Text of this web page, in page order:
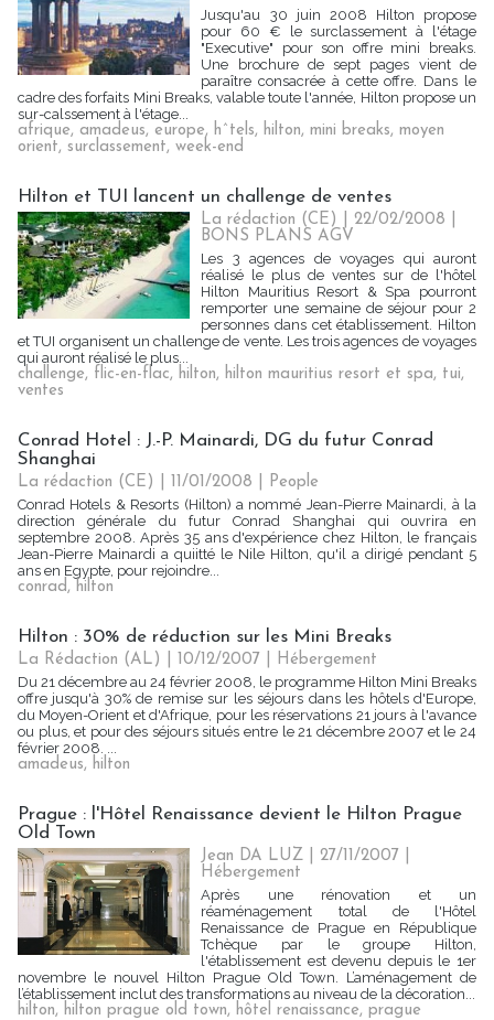
Jusqu'au 30 juin 2008 Hilton propose
pour 60 € le surclassement à l'étage
"Executive" pour son offre mini breaks.
Une brochure de sept pages vient de
paraître consacrée à cette offre. Dans le
cadre des forfaits Mini Breaks, valable toute l'année, Hilton propose un
sur-calssement à l'étage...
afrique, amadeus, europe, h^tels, hilton, mini breaks, moyen
orient, surclassement, week-end
Hilton et TUI lancent un challenge de ventes
La rédaction (CE) | 22/02/2008
BONS PLANS AGV
Les 3 agences de voyages qui auront
réalisé le plus de ventes sur de l'hôtel
Hilton Mauritius Resort & Spa pourront
remporter une semaine de séjour pour 2
personnes dans cet établissement. Hilton
et TUI organisent un challenge de vente. Les trois agences de voyages
qui auront réalisé le plus...
challenge, flic-en-flac, hilton, hilton mauritius resort et spa, tui,
ventes
Conrad Hotel : J.-P. Mainardi, DG du futur Conrad
Shanghai
La rédaction (CE) | 11/01/2008
People
Conrad Hotels & Resorts (Hilton) a nommé Jean-Pierre Mainardi, à la
direction générale du futur Conrad Shanghai qui ouvrira en
septembre 2008. Après 35 ans d'expérience chez Hilton, le français
Jean-Pierre Mainardi a quiitté le Nile Hilton, qu'il a dirigé pendant 5
ans en Egypte, pour rejoindre...
conrad, hilton
Hilton : 30% de réduction sur les Mini Breaks
La Rédaction (AL) | 10/12/2007
Hébergement
Du 21 décembre au 24 février 2008, le programme Hilton Mini Breaks
offre jusqu'à 30% de remise sur les séjours dans les hôtels d'Europe,
du Moyen-Orient et d'Afrique, pour les réservations 21 jours à l'avance
ou plus, et pour des séjours situés entre le 21 décembre 2007 et le 24
février 2008. ...
amadeus, hilton
Prague : l'Hôtel Renaissance devient le Hilton Prague
Old Town
Jean DA LUZ | 27/11/2007
Hébergement
Après une rénovation et un
réaménagement total de l'Hôtel
Renaissance de Prague en République
Tchèque par le groupe Hilton,
l'établissement est devenu depuis le 1er
novembre le nouvel Hilton Prague Old Town. L’aménagement de
l’établissement inclut des transformations au niveau de la décoration...
hilton, hilton prague old town, hôtel renaissance, prague